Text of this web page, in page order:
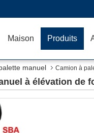
Maison Produits
manuel Camion à
à élévation de